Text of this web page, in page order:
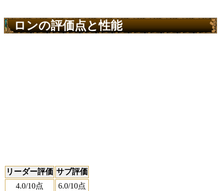
ロンの評価点と性能
リーダー評価 サブ評価
4.0/10点 6.0/10点